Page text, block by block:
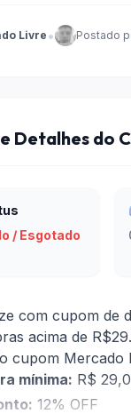
Livre • Postado
Detalhes do
/ Esgotado
com cupom de
acima de R$29.
cupom Mercado
mínima: R$
12% OFF